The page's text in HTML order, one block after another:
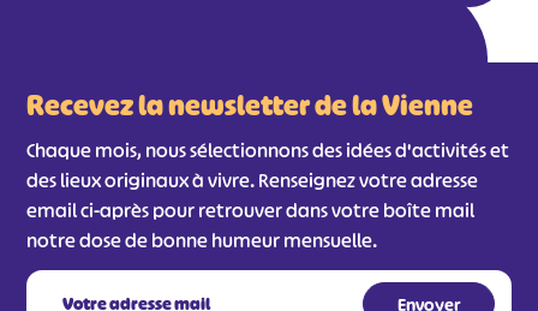
Recevez la newsletter de la Vienne
Chaque mois, nous sélectionnons des idées d'activités et
des lieux originaux à vivre. Renseignez votre adresse
email ci-après pour retrouver dans votre boîte mail
notre dose de bonne humeur mensuelle.